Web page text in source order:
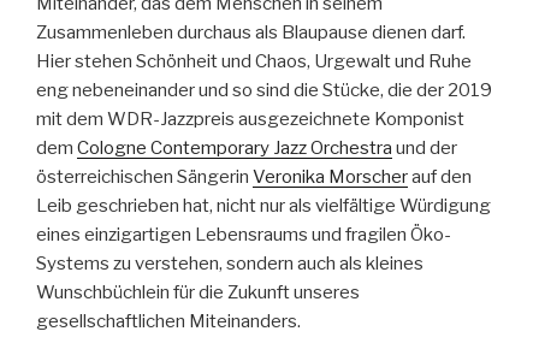
Zusammenleben durchaus als Blaupause dienen darf.
Hier stehen Schönheit und Chaos, Urgewalt und Ruhe
eng nebeneinander und so sind die Stücke, die der 2019
mit dem WDR-Jazzpreis ausgezeichnete Komponist
dem Cologne Contemporary Jazz Orchestra und der
österreichischen Sängerin Veronika Morscherauf den
Leib geschrieben hat, nicht nur als vielfältige Würdigung
eines einzigartigen Lebensraums und fragilen Öko-
Systems zu verstehen, sondern auch als kleines
Wunschbüchlein für die Zukunft unseres
gesellschaftlichen Miteinanders.